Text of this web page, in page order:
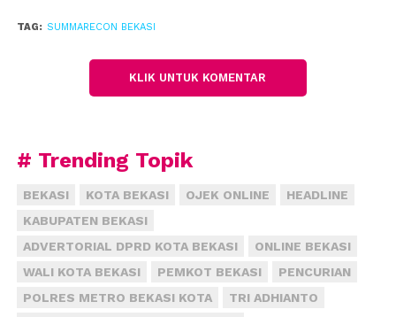
ruangan yang gelap sesuai tren di sosial media
“Dengan pengaturan tata cahaya yang
kreatifitas,” kata Ugi.
Menurut dia, para pengunjung dapat berkeliling
beragam instalasi cahaya. “Ada Flower Garden,
Glowing Flowers, Light Tunnel, Underwater, Shell
Ball Pool, Futuristic Maze,” ujarnya.(han)
TAG: SUMMARECON BEKASI
KLIK UNTUK KOMENTAR
# Trending Topik
BEKASI KOTA BEKASI OJEK ONLINE
HEADLINE
KABUPATEN BEKASI
ADVERTORIAL DPRD KOTA BEKASI
ONLINE BEKASI
WALI KOTA BEKASI
PEMKOT BEKASI
PENCURIAN
POLRES METRO BEKASI KOTA
TRI ADHIANTO